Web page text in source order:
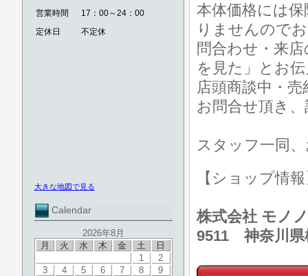
営業時間
17：00～24：00
定休日
不定休
大きな地図で見る
Calendar
2026年8月
月
火 水 木 金 土 日
1
2
3
4 5 6 7 8
9
本体価格には
りませんので
問合わせ・来
を見た」とお
店頭商談中・
お問合せ頂き
スタッフ一同
【ショップ情
株式会社 モノ
9511 神奈川県